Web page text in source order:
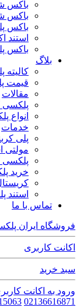
باکس
باکس
باکس
استند
باکس
بلاگ
قیمت
مقالات
انواع
خدمات
پلی
مولتی
پلکسی
خرید
استند
تماس با ما
فروشگاه ایران
اکانت کاربری
سبد خرید
ورود به اکانت
02136616871